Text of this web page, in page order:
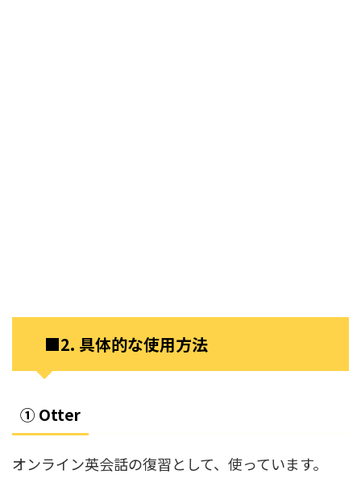
■2. 具体的な使用方法
① Otter
オンライン英会話の復習として、使っています。